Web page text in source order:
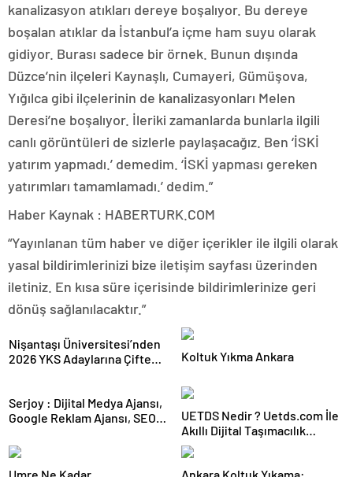
kanalizasyon atıkları dereye boşalıyor. Bu dereye
boşalan atıklar da İstanbul’a içme ham suyu olarak
gidiyor. Burası sadece bir örnek. Bunun dışında
Düzce’nin ilçeleri Kaynaşlı, Cumayeri, Gümüşova,
Yığılca gibi ilçelerinin de kanalizasyonları Melen
Deresi’ne boşalıyor. İleriki zamanlarda bunlarla ilgili
canlı görüntüleri de sizlerle paylaşacağız. Ben ‘İSKİ
yatırım yapmadı.’ demedim. ‘İSKİ yapması gereken
yatırımları tamamlamadı.’ dedim.”
Haber Kaynak : HABERTURK.COM
“Yayınlanan tüm haber ve diğer içerikler ile ilgili olarak
yasal bildirimlerinizi bize iletişim sayfası üzerinden
iletiniz. En kısa süre içerisinde bildirimlerinize geri
dönüş sağlanılacaktır.”
Nişantaşı Üniversitesi’nden
2026 YKS Adaylarına Çifte
Koltuk Yıkma Ankara
Serjoy : Dijital Medya Ajansı,
Google Reklam Ajansı, SEO
UETDS Nedir ? Uetds.com İle
Akıllı Dijital Taşımacılık
Yazılımı